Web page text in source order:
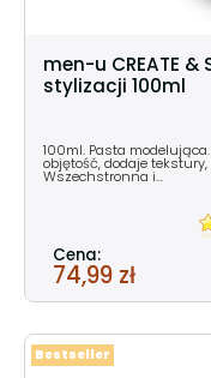
men-u CREATE
stylizacji 100ml
100ml. Pasta
objętość, dodaje
Wszechstronna i...
Cena:
74,99 zł
Bestseller